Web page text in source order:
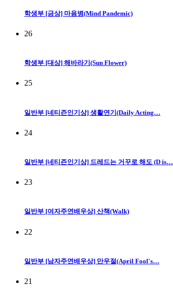
학생부 [금상] 마음병(Mind Pandemic)
26
학생부 [대상] 해바라기(Sun Flower)
25
일반부 [네티즌인기상] 생활연기(Daily Acting…
24
일반부 [네티즌인기상] 드레드는 거꾸로 해도 (D is…
23
일반부 [여자주연배우상] 산책(Walk)
22
일반부 [남자주연배우상] 만우절(April Fool's…
21